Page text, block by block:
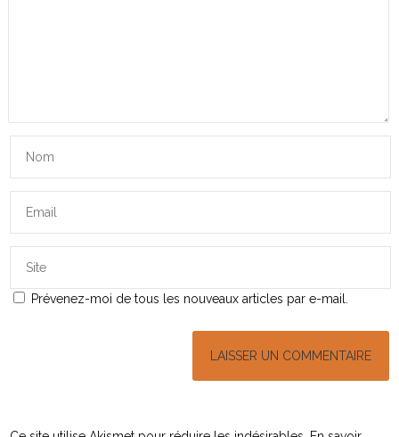
Prévenez-moi de tous les nouveaux articles par e-mail.